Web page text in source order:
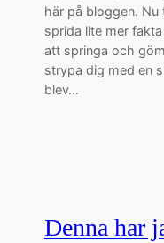
här på bloggen.
sprida lite mer
att springa och
strypa dig med en
blev…
Denna har